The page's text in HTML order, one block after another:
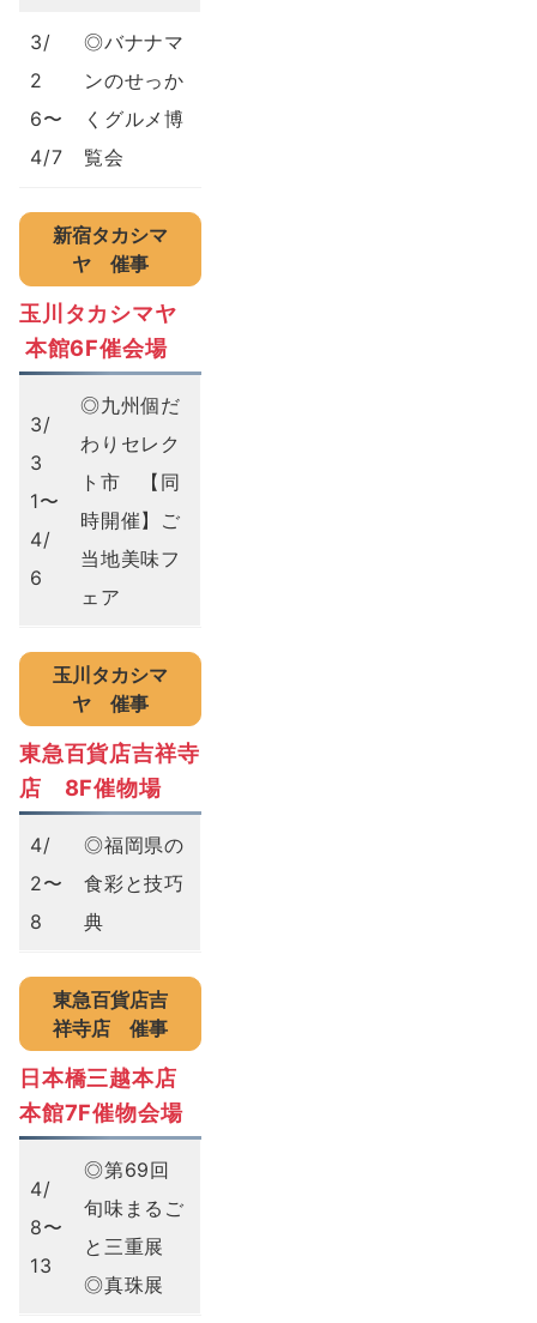
3/
2
6〜
4/7
◎バナナマ
ンのせっか
くグルメ博
覧会
新宿タカシマ
ヤ
催事
玉川タカシマヤ
本館6F催会場
3/
3
1〜
4/
6
◎九州個だ
わりセレク
ト市 【同
時開催】ご
当地美味フ
ェア
玉川タカシマ
ヤ
催事
東急百貨店吉祥寺
店 8F催物場
4/
2〜
8
◎福岡県の
食彩と技巧
典
東急百貨店吉
祥寺店
催事
日本橋三越本店
本館7F催物会場
4/
8〜
13
◎第69回
旬味まるご
と三重展
◎真珠展